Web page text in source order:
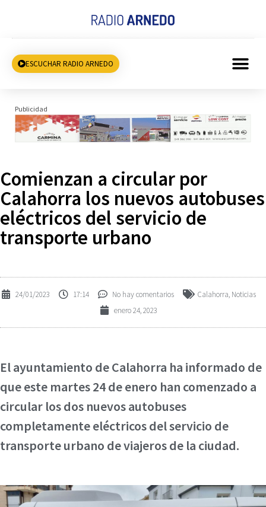
ESCUCHAR RADIO ARNEDO
Publicidad
Comienzan a circular por
Calahorra los nuevos autobuses
eléctricos del servicio de
transporte urbano
24/01/2023 17:14 No hay comentarios Calahorra, Noticias
enero 24, 2023
El ayuntamiento de Calahorra ha informado de
que este martes 24 de enero han comenzado a
circular los dos nuevos autobuses
completamente eléctricos del servicio de
transporte urbano de viajeros de la ciudad.